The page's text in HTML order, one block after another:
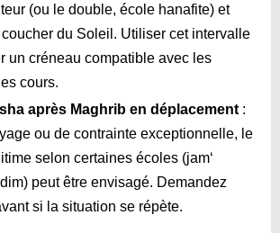
(ou le double, école hanafite) et
coucher du Soleil. Utiliser cet intervalle
un créneau compatible avec les
cours.
après Maghrib en déplacement :
ou de contrainte exceptionnelle, le
selon certaines écoles (jam‘
peut être envisagé. Demandez
si la situation se répète.